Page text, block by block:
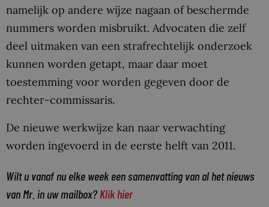
namelijk op andere wijze nagaan of beschermde
nummers worden misbruikt. Advocaten die zelf
deel uitmaken van een strafrechtelijk onderzoek
kunnen worden getapt, maar daar moet
toestemming voor worden gegeven door de
rechter-commissaris.
De nieuwe werkwijze kan naar verwachting
worden ingevoerd in de eerste helft van 2011.
Wilt u vanaf nu elke week een samenvatting van al het nieuws
van Mr. in uw mailbox? Klik hier